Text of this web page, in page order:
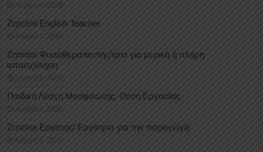
August 4, 2026
Ζητείται English Teacher
August 4, 2026
Ζητείται Φυσιοθεραπευτής/τρια για μερική ή πλήρη
απασχόληση
August 3, 2026
Παιδική Λέσχη Μοσφιλωτής: Θέση Εργασίας
August 3, 2026
Ζητείται Εργάτης/ Εργάτρια για την παραγωγή
August 3, 2026